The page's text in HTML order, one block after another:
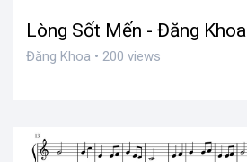
Lòng Sốt Mến - Đăng Khoa
Đăng Khoa • 200 views